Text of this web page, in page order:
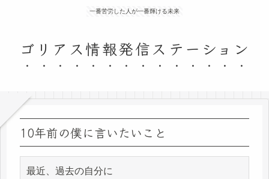
一番苦労した人が一番輝ける未来
ゴリアス情報発信ステーション
10年前の僕に言いたいこと
最近、過去の自分に